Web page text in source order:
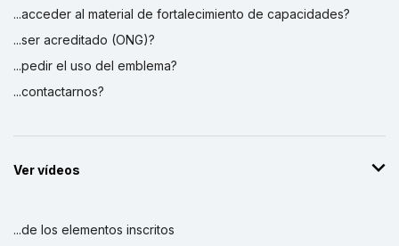
...acceder al material de fortalecimiento de capacidades?
...ser acreditado (ONG)?
...pedir el uso del emblema?
...contactarnos?
Ver vídeos
...de los elementos inscritos